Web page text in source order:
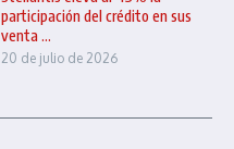
participación del crédito en sus
venta ...
20 de julio de 2026